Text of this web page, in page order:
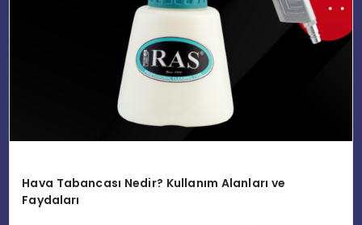
Hava Tabancası Nedir? Kullanım Alanları ve
Faydaları